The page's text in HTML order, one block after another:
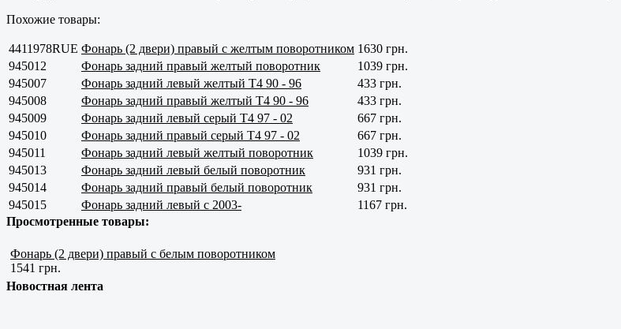
Похожие товары:
4411978RUE Фонарь (2 двери) правый с желтым поворотником 1630 грн.
945012
Фонарь задний правый желтый поворотник
1039 грн.
945007
Фонарь задний левый желтый Т4 90 - 96
433 грн.
945008
Фонарь задний правый желтый Т4 90 - 96
433 грн.
945009
Фонарь задний левый серый Т4 97 - 02
667 грн.
945010
Фонарь задний правый серый Т4 97 - 02
667 грн.
945011
Фонарь задний левый желтый поворотник
1039 грн.
945013
Фонарь задний левый белый поворотник
931 грн.
945014
Фонарь задний правый белый поворотник
931 грн.
945015
Фонарь задний левый с 2003-
1167 грн.
Просмотренные товары:
Фонарь (2 двери) правый с белым поворотником
1541 грн.
Новостная лента